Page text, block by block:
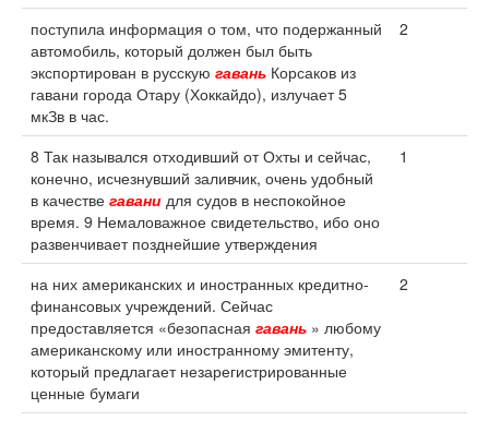
поступила информация о том, что подержанный
автомобиль, который должен был быть
экспортирован в русскую гавань Корсаков из
гавани города Отару (Хоккайдо), излучает 5
мкЗв в час.
2
8 Так назывался отходивший от Охты и сейчас,
конечно, исчезнувший заливчик, очень удобный
в качестве гавани для судов в неспокойное
время. 9 Немаловажное свидетельство, ибо оно
развенчивает позднейшие утверждения
1
на них американских и иностранных кредитно-
финансовых учреждений. Сейчас
предоставляется «безопасная гавань » любому
американскому или иностранному эмитенту,
который предлагает незарегистрированные
ценные бумаги
2